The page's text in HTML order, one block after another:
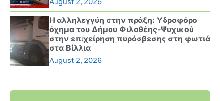
Η αλληλεγγύη στην πράξη: Υδροφόρο
όχημα του Δήμου Φιλοθέης-Ψυχικού
στην επιχείρηση πυρόσβεσης στη φωτιά
στα Βίλλια
August 2, 2026